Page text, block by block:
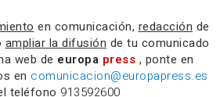
en comunicación, redacción de
ampliar la difusión de tu comunicado
web de europa press , ponte en
en comunicacion@europapress.es
teléfono 913592600